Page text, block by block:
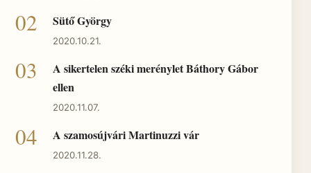
Sütő György
2020.10.21.
A sikertelen széki merénylet Báthory Gábor
ellen
2020.11.07.
A szamosújvári Martinuzzi vár
2020.11.28.